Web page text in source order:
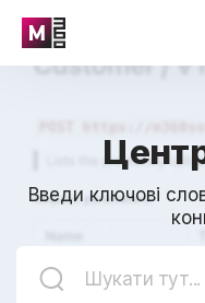
Введи ключові